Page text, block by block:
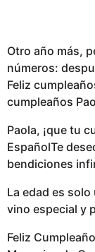
Otro año más,
números:
Feliz
cumpleaños
Paola, ¡que tu
EspañolTe
bendiciones
La edad es
vino especial y
Feliz